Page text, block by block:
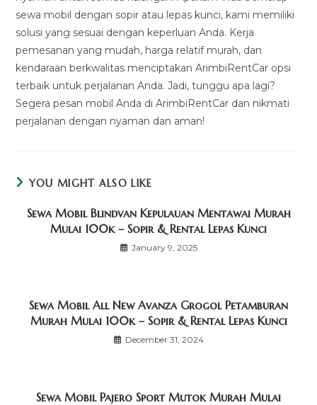
sewa mobil dengan sopir atau lepas kunci, kami memiliki
solusi yang sesuai dengan keperluan Anda. Kerja
pemesanan yang mudah, harga relatif murah, dan
kendaraan berkwalitas menciptakan ArimbiRentCar opsi
terbaik untuk perjalanan Anda. Jadi, tunggu apa lagi?
Segera pesan mobil Anda di ArimbiRentCar dan nikmati
perjalanan dengan nyaman dan aman!
YOU MIGHT ALSO LIKE
Sewa Mobil Blindvan Kepulauan Mentawai Murah
Mulai 100k – Sopir & Rental Lepas Kunci
January 9, 2025
Sewa Mobil All New Avanza Grogol Petamburan
Murah Mulai 100k – Sopir & Rental Lepas Kunci
December 31, 2024
Sewa Mobil Pajero Sport Mutok Murah Mulai